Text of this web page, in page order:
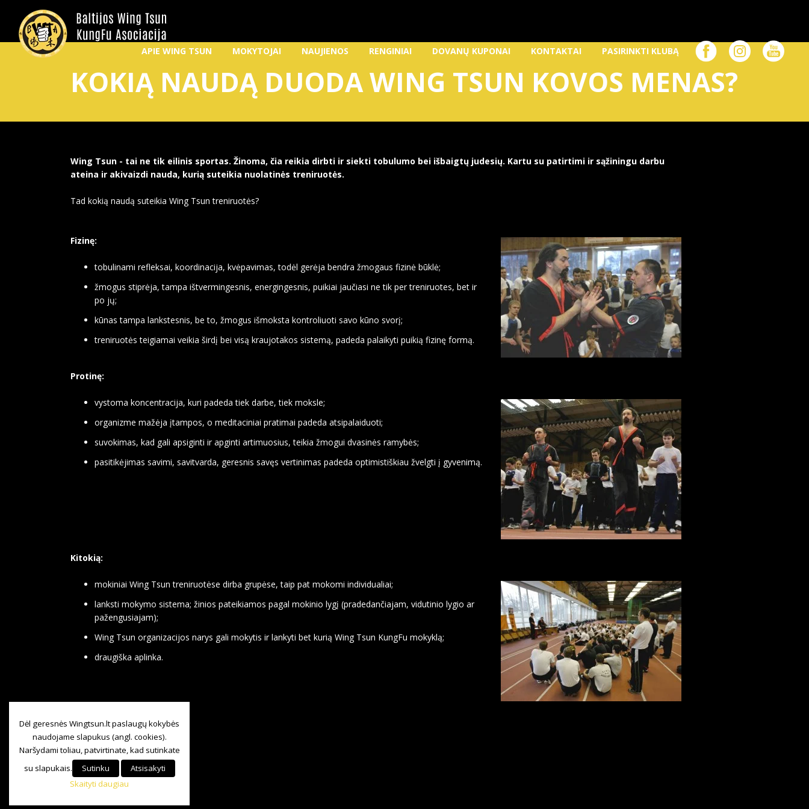
APIE WING TSUN MOKYTOJAI NAUJIENOS RENGINIAI DOVANŲ KUPONAI KONTAKTAI PASIRINKTI KLUBĄ
KOKIĄ NAUDĄ DUODA WING TSUN KOVOS MENAS?
Wing Tsun - tai ne tik eilinis sportas. Žinoma, čia reikia dirbti ir siekti tobulumo bei išbaigtų judesių. Kartu su patirtimi ir sąžiningu darbu
ateina ir akivaizdi nauda, kurią suteikia nuolatinės treniruotės.
Tad kokią naudą suteikia Wing Tsun treniruotės?
Fizinę:
tobulinami refleksai, koordinacija, kvėpavimas, todėl gerėja bendra žmogaus fizinė būklė;
žmogus stiprėja, tampa ištvermingesnis, energingesnis, puikiai jaučiasi ne tik per treniruotes, bet ir
po jų;
kūnas tampa lankstesnis, be to, žmogus išmoksta kontroliuoti savo kūno svorį;
treniruotės teigiamai veikia širdį bei visą kraujotakos sistemą, padeda palaikyti puikią fizinę formą.
Protinę:
vystoma koncentracija, kuri padeda tiek darbe, tiek moksle;
organizme mažėja įtampos, o meditaciniai pratimai padeda atsipalaiduoti;
suvokimas, kad gali apsiginti ir apginti artimuosius, teikia žmogui dvasinės ramybės;
pasitikėjimas savimi, savitvarda, geresnis savęs vertinimas padeda optimistiškiau žvelgti į gyvenimą.
Kitokią:
mokiniai Wing Tsun treniruotėse dirba grupėse, taip pat mokomi individualiai;
lanksti mokymo sistema; žinios pateikiamos pagal mokinio lygį (pradedančiajam, vidutinio lygio ar
pažengusiajam);
Wing Tsun organizacijos narys gali mokytis ir lankyti bet kurią Wing Tsun KungFu mokyklą;
draugiška aplinka.
Dėl geresnės Wingtsun.lt paslaugų kokybės
naudojame slapukus (angl. cookies).
Naršydami toliau, patvirtinate, kad sutinkate
su slapukais.
Sutinku
Atsisakyti
Skaityti daugiau